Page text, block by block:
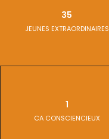
35
JEUNES EXTRAORDINAIRES
1
CA CONSCIENCIEUX